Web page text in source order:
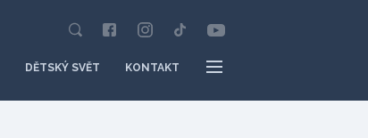
DĚTSKÝ SVĚT KONTAKT